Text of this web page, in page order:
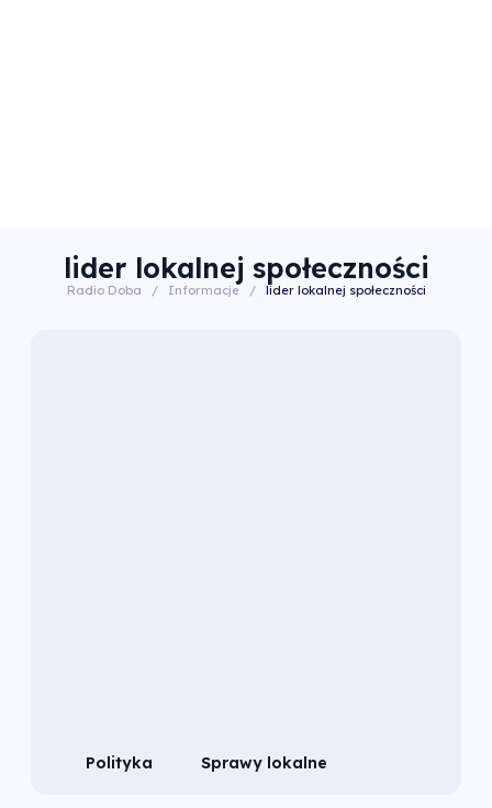
lider lokalnej społeczności
Radio Doba / Informacje / lider lokalnej społeczności
Polityka Sprawy lokalne